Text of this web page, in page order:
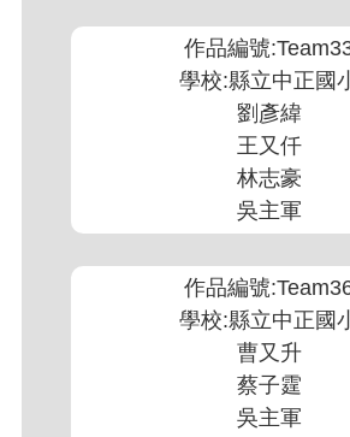
作品編號
學校:縣立中正國
劉彥緯
王又仟
林志豪
吳主軍
作品編號
學校:縣立中正國
曹又升
蔡子霆
吳主軍